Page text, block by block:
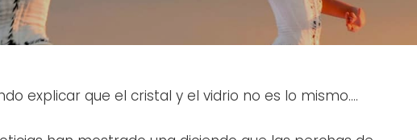
explicar que el cristal y el vidrio no es lo mismo….